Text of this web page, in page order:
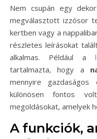
Nem csupán egy
megválasztott izzósor
kertben vagy a
részletes leírásokat
alkalmas. Például a
tartalmazta, hogy a
mennyire
különösen fontos
megoldásokat, amelyek
A funkciók,